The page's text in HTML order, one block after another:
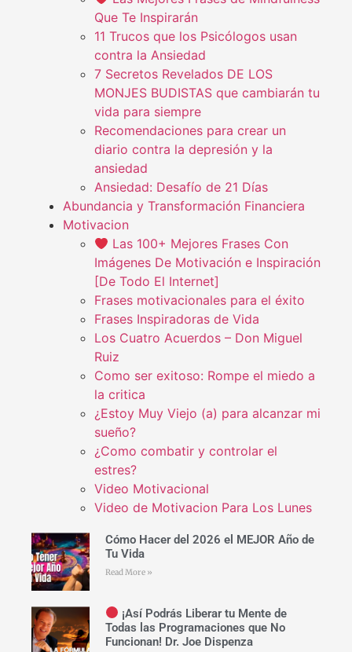
Que Te Inspirarán
11 Trucos que los Psicólogos usan
contra la Ansiedad
7 Secretos Revelados DE LOS
MONJES BUDISTAS que cambiarán tu
vida para siempre
Recomendaciones para crear un
diario contra la depresión y la
ansiedad
Ansiedad: Desafío de 21 Días
Abundancia y Transformación Financiera
Motivacion
Las 100+ Mejores Frases Con
Imágenes De Motivación e Inspiración
[De Todo El Internet]
Frases motivacionales para el éxito
Frases Inspiradoras de Vida
Los Cuatro Acuerdos – Don Miguel
Ruiz
Como ser exitoso: Rompe el miedo a
la critica
¿Estoy Muy Viejo (a) para alcanzar mi
sueño?
¿Como combatir y controlar el
estres?
Video Motivacional
Video de Motivacion Para Los Lunes
Cómo Hacer del 2026 el MEJOR Año de
Tu Vida
Read More »
¡Así Podrás Liberar tu Mente de
Todas las Programaciones que No
Funcionan! Dr. Joe Dispenza